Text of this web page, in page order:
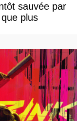
sauvée par
plus